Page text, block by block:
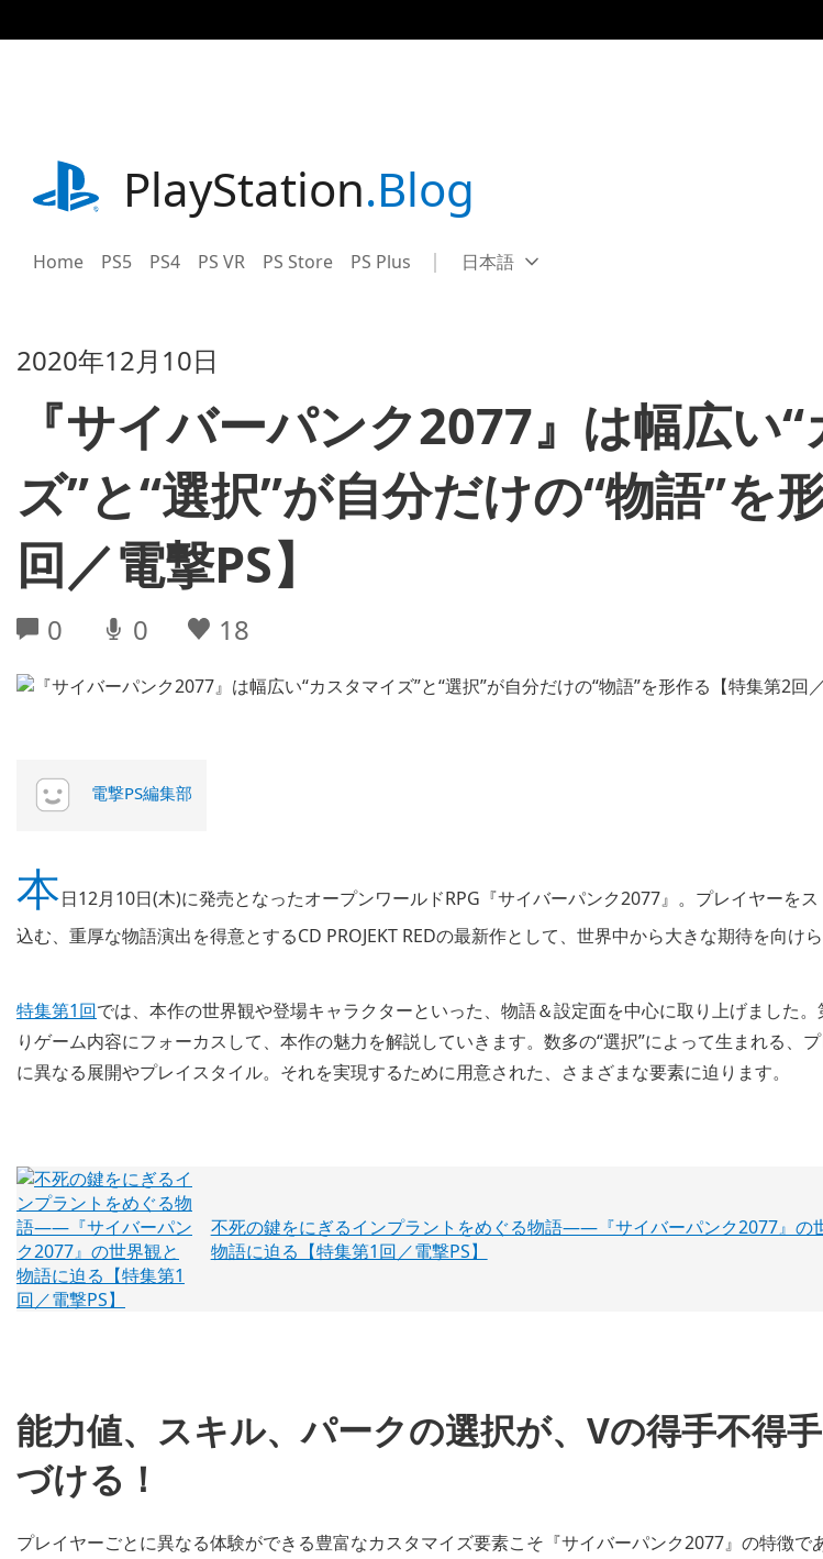
事
playstation.comPlayStation.Blog
Home PS5 PS4 PS VR PS Store PS Plus Select
Current
日本語
2020年12月10日
『サイバーパンク2077』は幅広い
ズ”と“選択”が自分だけの“物語”を
回／電撃PS】
0 0 18
電撃PS編集部
本日12月10日(木)に発売となったオープンワールドRPG『サイバーパンク2077』。プレイヤーを
込む、重厚な物語演出を得意とするCD PROJEKT REDの最新作として、世界中から大きな期待を向けら
特集第1回では、本作の世界観や登場キャラクターといった、物語＆設定面を中心に取り上げました。
りゲーム内容にフォーカスして、本作の魅力を解説していきます。数多の“選択”によって生まれる、
に異なる展開やプレイスタイル。それを実現するために用意された、さまざまな要素に迫ります。
不死の鍵をにぎるインプラントをめぐる物語――『サイバーパンク2077』の
物語に迫る【特集第1回／電撃PS】
能力値、スキル、パークの選択が、Vの得手不得
づける！
プレイヤーごとに異なる体験ができる豊富なカスタマイズ要素こそ『サイバーパンク2077』の特徴で